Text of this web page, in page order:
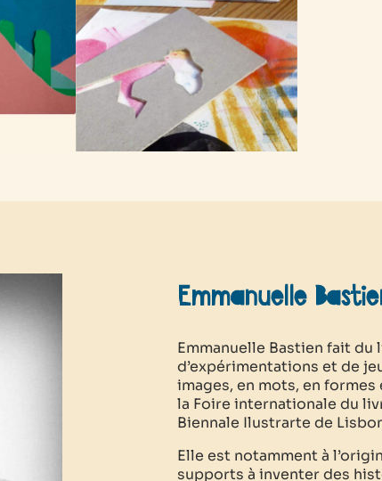
Emmanuelle
Emmanuelle Bastien fait
d’expérimentations et de
images, en mots, en
la Foire internationale du
Biennale Ilustrarte de
Elle est notamment à
supports à inventer des